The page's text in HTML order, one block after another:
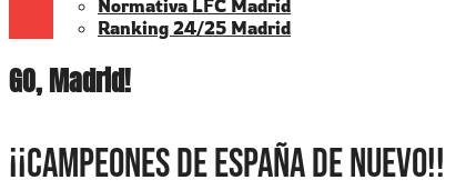
Normativa LFC Madrid
Ranking 24/25 Madrid
GO, Madrid!
¡¡CAMPEONES DE ESPAÑA DE NUEVO!!